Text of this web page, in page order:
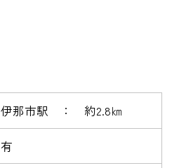
伊那市駅 ： 約2.8㎞
有